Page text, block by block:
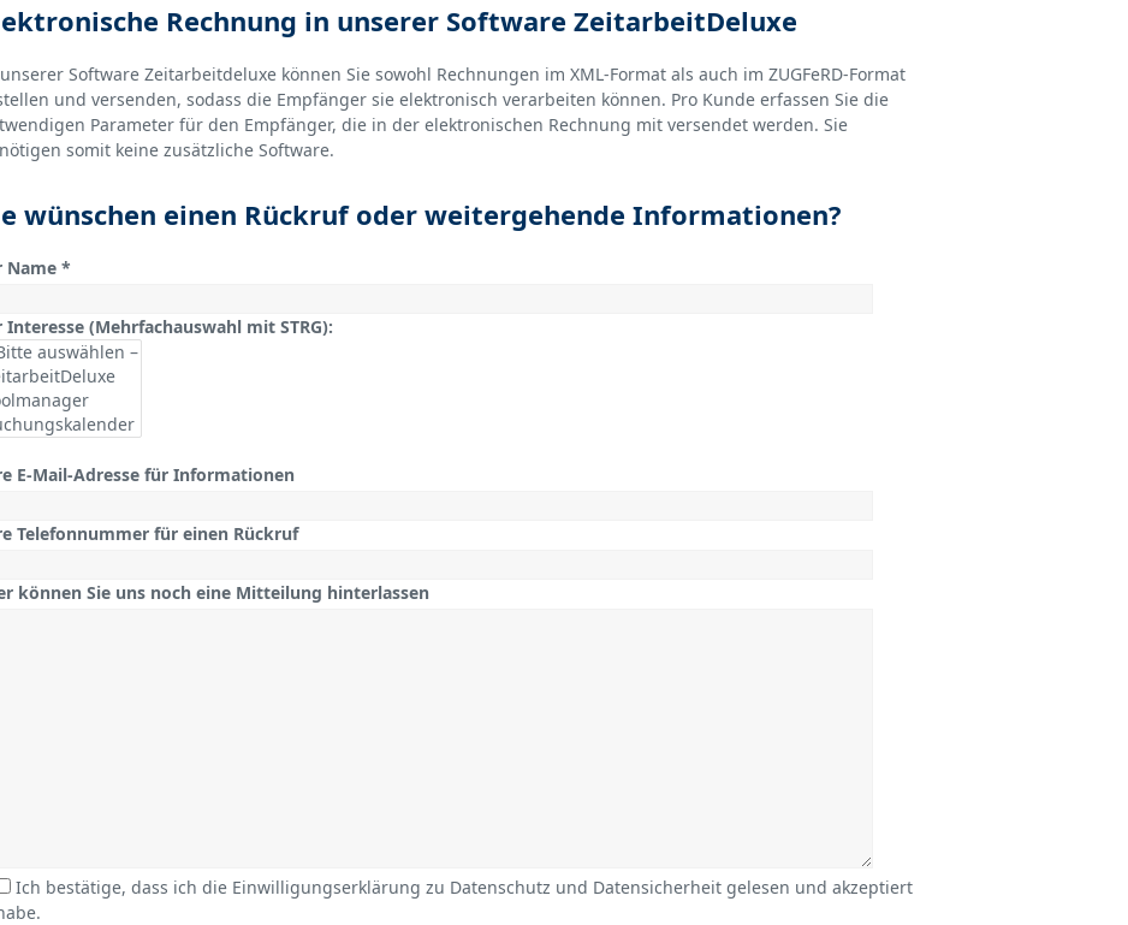
Rechnung in unserer Software ZeitarbeitDeluxe
Software Zeitarbeitdeluxe können Sie sowohl Rechnungen im XML-Format als auch im ZUGFeRD-Format
und versenden, sodass die Empfänger sie elektronisch verarbeiten können. Pro Kunde erfassen Sie die
Parameter für den Empfänger, die in der elektronischen Rechnung mit versendet werden. Sie
somit keine zusätzliche Software.
wünschen einen Rückruf oder weitergehende Informationen?
Name *
Interesse (Mehrfachauswahl mit STRG):
E-Mail-Adresse für Informationen
Telefonnummer für einen Rückruf
können Sie uns noch eine Mitteilung hinterlassen
Ich bestätige, dass ich die Einwilligungserklärung zu Datenschutz und Datensicherheit gelesen und akzeptiert